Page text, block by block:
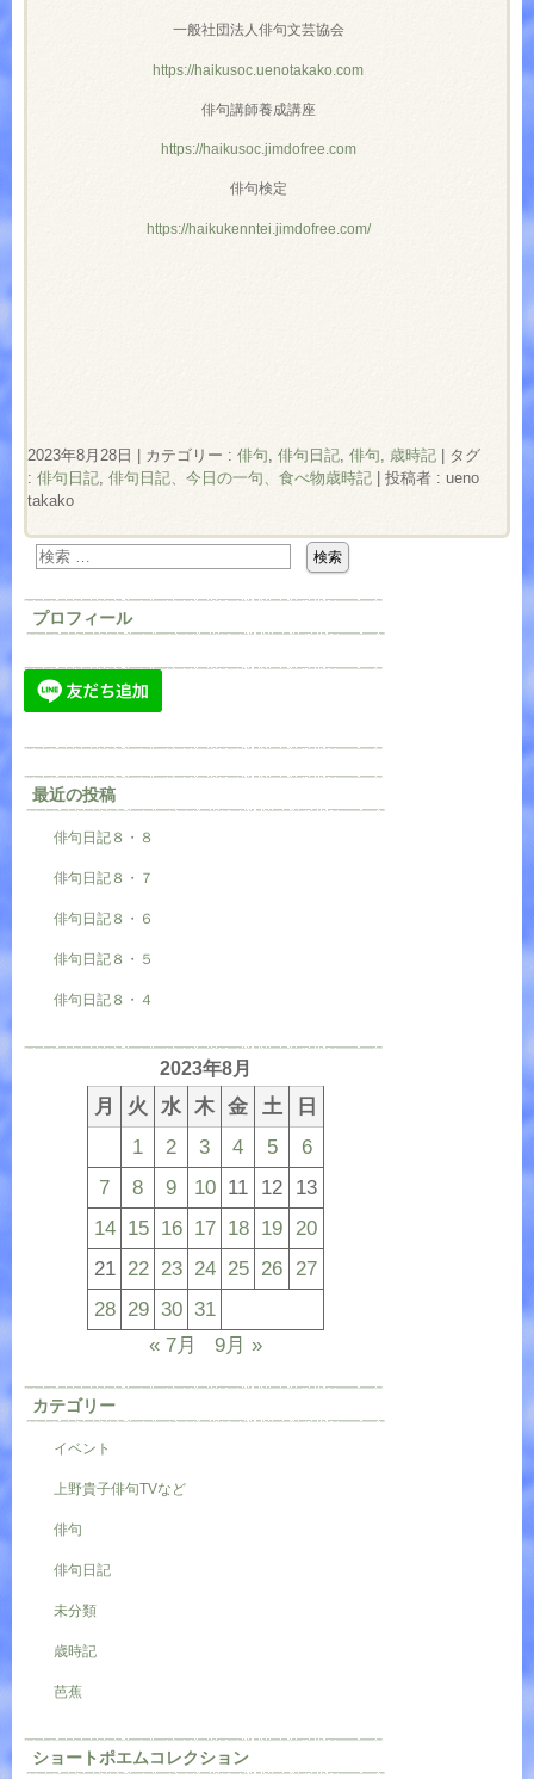
一般社団法人俳句文芸協会
https://haikusoc.uenotakako.com
俳句講師養成講座
https://haikusoc.jimdofree.com
俳句検定
https://haikukenntei.jimdofree.com/
2023年8月28日 | カテゴリー : 俳句 俳句日記 俳句, 歳時記 | タグ
: 俳句日記 俳句日記、今日の一句、食べ物歳時記 | 投稿者 : ueno
takako
プロフィール
最近の投稿
俳句日記８・８
俳句日記８・７
俳句日記８・６
俳句日記８・５
俳句日記８・４
2023年8月
月 火 水 木 金 土
日
1
2 3 4 5
6
7
8 9 10 11 12 13
14 15 16 17 18 19 20
21 22 23 24 25 26 27
28 29 30 31
« 7月
9月 »
カテゴリー
イベント
上野貴子俳句TVなど
俳句
俳句日記
未分類
歳時記
芭蕉
ショートポエムコレクション